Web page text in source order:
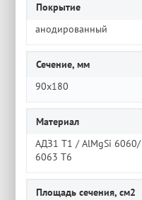
Покрытие
анодированный
Сечение, мм
90x180
Материал
АДЗ1 Т1 / AlMgSi 6060/
6063 Т6
Площадь сечения, см2